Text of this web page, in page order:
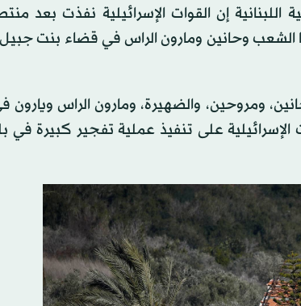
اللبنانية إن القوات الإسرائيلية نفذت بعد
الشعب وحانين ومارون الراس في قضاء بنت
ومروحين، والضهيرة، ومارون الراس
على تنفيذ عملية تفجير كبيرة في